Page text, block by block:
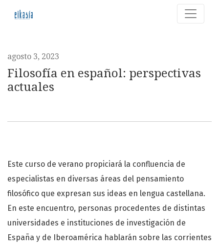
agosto 3, 2023
Filosofía en español: perspectivas
actuales
Este curso de verano propiciará la confluencia de
especialistas en diversas áreas del pensamiento
filosófico que expresan sus ideas en lengua castellana.
En este encuentro, personas procedentes de distintas
universidades e instituciones de investigación de
España y de Iberoamérica hablarán sobre las corrientes